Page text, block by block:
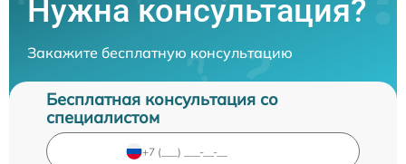
Нужна консультация?
Закажите бесплатную консультацию
Бесплатная консультация со
специалистом